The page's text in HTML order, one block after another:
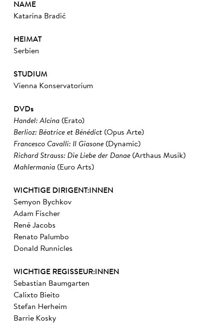
NAME
Katarina Bradić
HEIMAT
Serbien
STUDIUM
Vienna Konservatorium
DVDs
Handel: Alcina (Erato)
Berlioz: Béatrice et Bénédict (Opus Arte)
Francesco Cavalli: Il Giasone (Dynamic)
Richard Strauss: Die Liebe der Danae (Arthaus Musik)
Mahlermania (Euro Arts)
WICHTIGE DIRIGENT:INNEN
Semyon Bychkov
Adam Fischer
René Jacobs
Renato Palumbo
Donald Runnicles
WICHTIGE REGISSEUR:INNEN
Sebastian Baumgarten
Calixto Bieito
Stefan Herheim
Barrie Kosky